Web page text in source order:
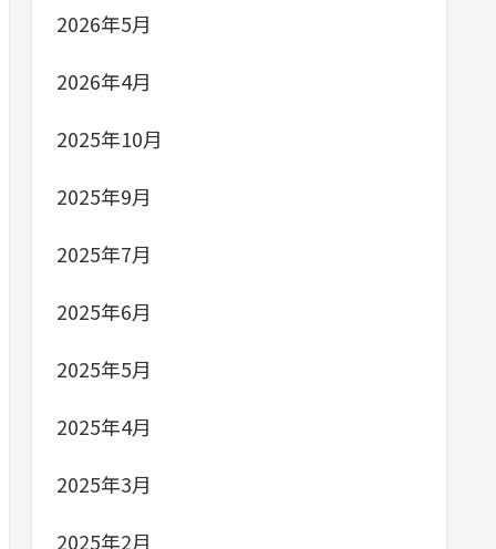
2026年5月
2026年4月
2025年10月
2025年9月
2025年7月
2025年6月
2025年5月
2025年4月
2025年3月
2025年2月